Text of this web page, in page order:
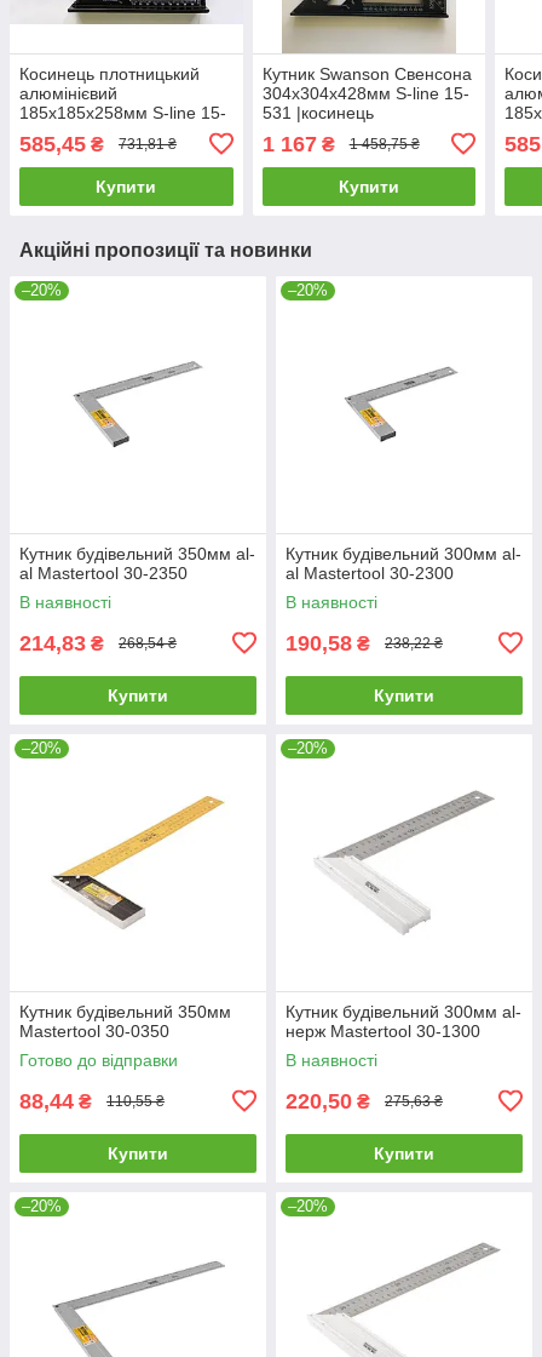
Косинець плотницький
алюмінієвий
185х185х258мм S-line 15-
Свенсона транспортир
Уголок универсальный
585,45 ₴ 731,81 ₴
Купити
Кутник Swanson Свенсона
304x304x428мм S-line 15-
531 |косинець
алюмінієвий угольник
транспортир Уголок
универсальный
1 167₴ 1 458,75 ₴
Купити
Акційні пропозиції та новинки
–20%
Кутник будівельний 350мм al-
al Mastertool 30-2350
В наявності
214,83 ₴ 268,54 ₴
Купити
–20%
Кутник будівельний 300мм al-
al Mastertool 30-2300
В наявності
190,58 ₴ 238,22 ₴
Купити
–20%
Кутник будівельний 350мм
Mastertool 30-0350
Готово до відправки
88,44 ₴ 110,55 ₴
Купити
–20%
Кутник будівельний 300мм al-
нерж Mastertool 30-1300
В наявності
220,50 ₴ 275,63 ₴
Купити
–20% –20%